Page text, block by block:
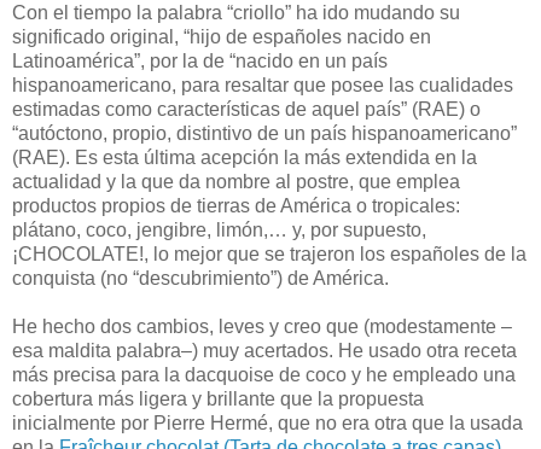
Con el tiempo la palabra “criollo” ha ido mudando su
significado original, “hijo de españoles nacido en
Latinoamérica”, por la de “nacido en un país
hispanoamericano, para resaltar que posee las cualidades
estimadas como características de aquel país” (RAE) o
“autóctono, propio, distintivo de un país hispanoamericano”
(RAE). Es esta última acepción la más extendida en la
actualidad y la que da nombre al postre, que emplea
productos propios de tierras de América o tropicales:
plátano, coco, jengibre, limón,… y, por supuesto,
¡CHOCOLATE!, lo mejor que se trajeron los españoles de la
conquista (no “descubrimiento”) de América.
He hecho dos cambios, leves y creo que (modestamente –
esa maldita palabra–) muy acertados. He usado otra receta
más precisa para la dacquoise de coco y he empleado una
cobertura más ligera y brillante que la propuesta
inicialmente por Pierre Hermé, que no era otra que la usada